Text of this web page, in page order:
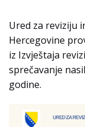
Ured za reviziju
Hercegovine
iz Izvještaja
sprečavanje
godine.